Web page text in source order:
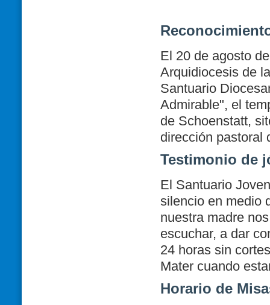
El 20 de agosto
Arquidiocesis de
Santuario
Admirable", el
de Schoenstatt,
dirección pastoral
Testimonio de
El Santuario
silencio en medio
nuestra madre
escuchar, a dar
24 horas sin
Matercuando
Horario de